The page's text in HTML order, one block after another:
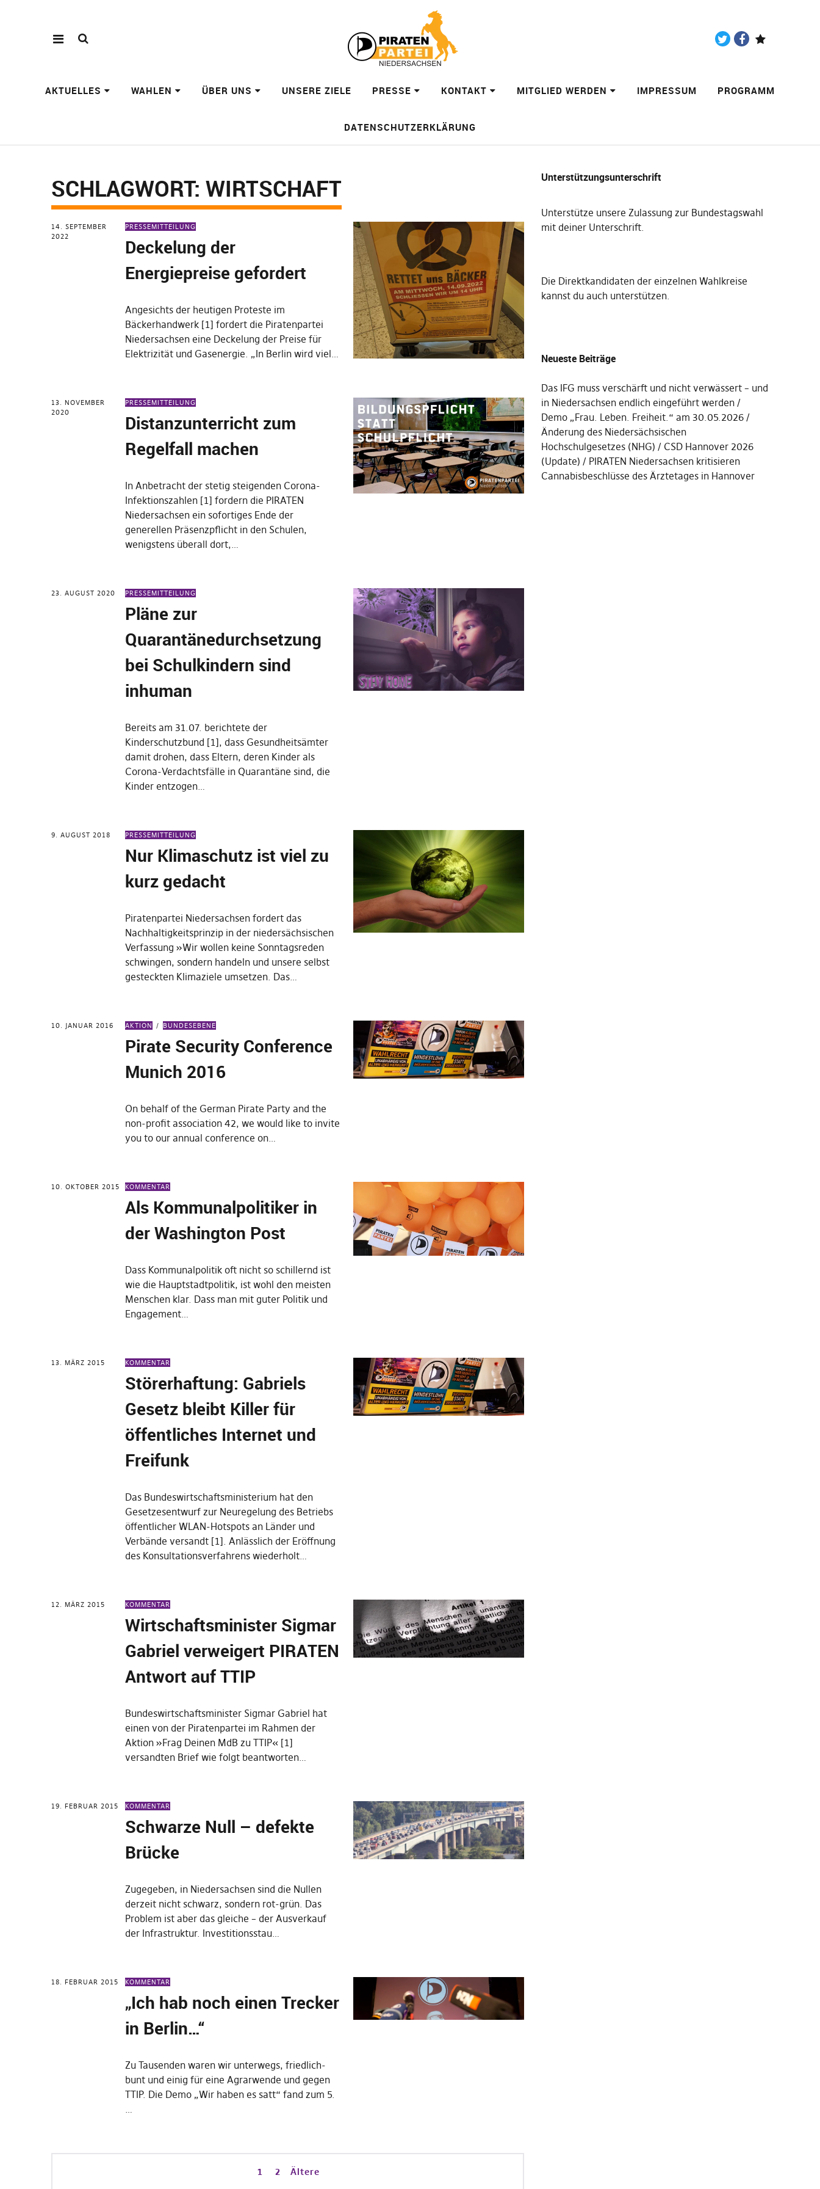
AKTUELLES WAHLEN ÜBER UNS UNSERE ZIELE PRESSE KONTAKT MITGLIED WERDEN IMPRESSUM PROGRAMM
DATENSCHUTZERKLÄRUNG
SCHLAGWORT: WIRTSCHAFT
14. SEPTEMBER
2022
PRESSEMITTEILUNG
Deckelung der
Energiepreise gefordert
Angesichts der heutigen Proteste im
Bäckerhandwerk [1] fordert die Piratenpartei
Niedersachsen eine Deckelung der Preise für
Elektrizität und Gasenergie. „In Berlin wird viel…
13. NOVEMBER
2020
PRESSEMITTEILUNG
Distanzunterricht zum
Regelfall machen
In Anbetracht der stetig steigenden Corona-
Infektionszahlen [1] fordern die PIRATEN
Niedersachsen ein sofortiges Ende der
generellen Präsenzpflicht in den Schulen,
wenigstens überall dort,…
23. AUGUST 2020 PRESSEMITTEILUNG
Pläne zur
Quarantänedurchsetzung
bei Schulkindern sind
inhuman
Bereits am 31.07. berichtete der
Kinderschutzbund [1], dass Gesundheitsämter
damit drohen, dass Eltern, deren Kinder als
Corona-Verdachtsfälle in Quarantäne sind, die
Kinder entzogen…
9. AUGUST 2018 PRESSEMITTEILUNG
Nur Klimaschutz ist viel zu
kurz gedacht
Piratenpartei Niedersachsen fordert das
Nachhaltigkeitsprinzip in der niedersächsischen
Verfassung »Wir wollen keine Sonntagsreden
schwingen, sondern handeln und unsere selbst
gesteckten Klimaziele umsetzen. Das…
10. JANUAR 2016 AKTION BUNDESEBENE
Pirate Security Conference
Munich 2016
On behalf of the German Pirate Party and the
non-profit association 42, we would like to invite
you to our annual conference on…
10. OKTOBER 2015 KOMMENTAR
Als Kommunalpolitiker in
der Washington Post
Dass Kommunalpolitik oft nicht so schillernd ist
wie die Hauptstadtpolitik, ist wohl den meisten
Menschen klar. Dass man mit guter Politik und
Engagement…
13. MÄRZ 2015 KOMMENTAR
Störerhaftung: Gabriels
Gesetz bleibt Killer für
öffentliches Internet und
Freifunk
Das Bundeswirtschaftsministerium hat den
Gesetzesentwurf zur Neuregelung des Betriebs
öffentlicher WLAN-Hotspots an Länder und
Verbände versandt [1]. Anlässlich der Eröffnung
des Konsultationsverfahrens wiederholt…
12. MÄRZ 2015 KOMMENTAR
Wirtschaftsminister Sigmar
Gabriel verweigert PIRATEN
Antwort auf TTIP
Bundeswirtschaftsminister Sigmar Gabriel hat
einen von der Piratenpartei im Rahmen der
Aktion »Frag Deinen MdB zu TTIP« [1]
versandten Brief wie folgt beantworten…
19. FEBRUAR 2015 KOMMENTAR
Schwarze Null – defekte
Brücke
Zugegeben, in Niedersachsen sind die Nullen
derzeit nicht schwarz, sondern rot-grün. Das
Problem ist aber das gleiche – der Ausverkauf
der Infrastruktur. Investitionsstau…
18. FEBRUAR 2015 KOMMENTAR
„Ich hab noch einen Trecker
in Berlin…“
Zu Tausenden waren wir unterwegs, friedlich-
bunt und einig für eine Agrarwende und gegen
TTIP. Die Demo „Wir haben es satt“ fand zum 5.
…
1 2 Ältere
Unterstützungsunterschrift
Unterstütze unsere Zulassung zur Bundestagswahl
mit deiner Unterschrift.
Die Direktkandidaten der einzelnen Wahlkreise
kannst du auch unterstützen.
Neueste Beiträge
Das IFG muss verschärft und nicht verwässert – und
in Niedersachsen endlich eingeführt werden
Demo „Frau. Leben. Freiheit.“ am 30.05.2026
Änderung des Niedersächsischen
Hochschulgesetzes (NHG)
CSD Hannover 2026
(Update)
PIRATEN Niedersachsen kritisieren
Cannabisbeschlüsse des Ärztetages in Hannover